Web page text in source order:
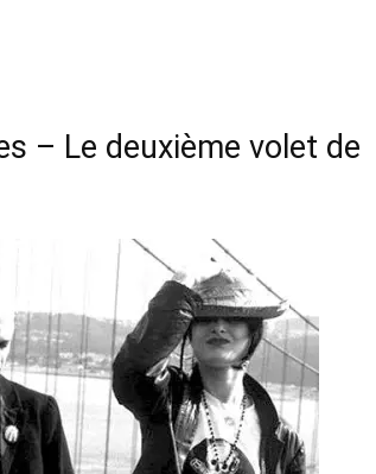
– Le deuxième volet de